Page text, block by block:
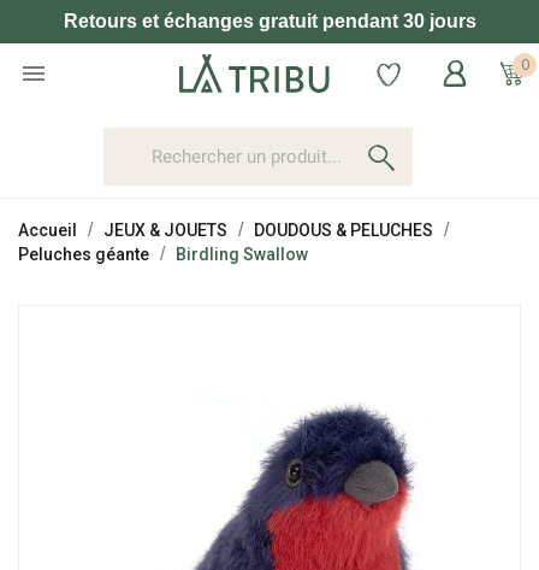
Retours et échanges gratuit pendant 30 jours
 0
Accueil JEUX & JOUETS
DOUDOUS & PELUCHES
Peluches géante
Birdling Swallow